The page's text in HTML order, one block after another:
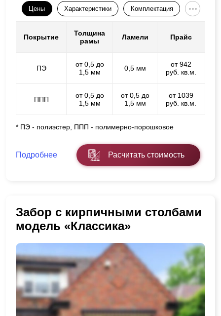
Цены Характеристики Комплектация
Покрытие
Толщина
рамы
Ламели Прайс
ПЭ
от 0,5 до
1,5 мм
0,5 мм
от 942
руб. кв.м.
ППП
от 0,5 до
1,5 мм
от 0,5 до
1,5 мм
от 1039
руб. кв.м.
* ПЭ - полиэстер, ППП - полимерно-порошковое
Подробнее Расчитать стоимость
Забор с кирпичными столбами
модель «Классика»